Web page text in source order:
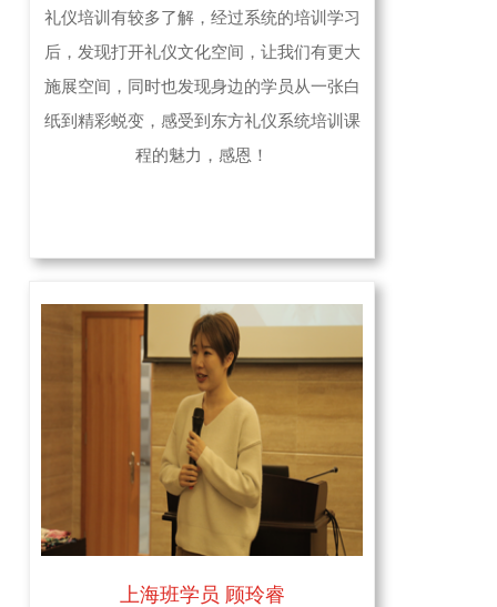
礼仪培训有较多了解，经过系统的培训学习
后，发现打开礼仪文化空间，让我们有更大
施展空间，同时也发现身边的学员从一张白
纸到精彩蜕变，感受到东方礼仪系统培训课
程的魅力，感恩！
上海班学员 顾玲睿